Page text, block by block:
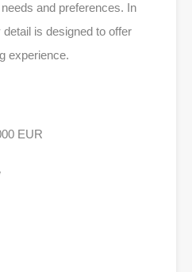
and preferences. In
is designed to offer
experience.
EUR